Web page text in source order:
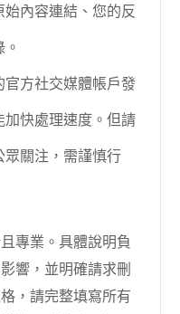
內容連結、您的反
官方社交媒體帳戶發
快處理速度。但請
關注，需謹慎行
專業。具體說明負
響，並明確請求刪
，請完整填寫所有